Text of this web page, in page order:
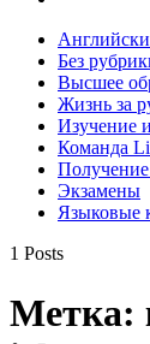
Без
Высшее
Жизнь за
Изучение
Команда
Экзамены
Языковые
1 Posts
Метка: